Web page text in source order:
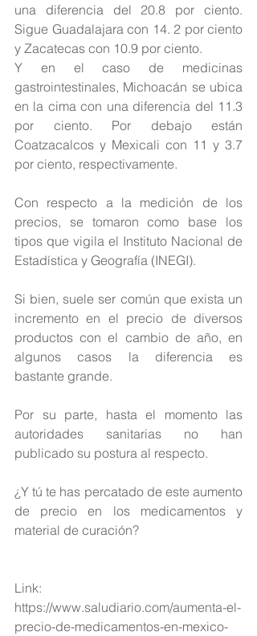
una diferencia del 20.8 por ciento.
Sigue Guadalajara con 14. 2 por ciento
y Zacatecas con 10.9 por ciento.
Y en el caso de medicinas
gastrointestinales, Michoacán se ubica
en la cima con una diferencia del 11.3
por ciento. Por debajo están
Coatzacalcos y Mexicali con 11 y 3.7
por ciento, respectivamente.
Con respecto a la medición de los
precios, se tomaron como base los
tipos que vigila el Instituto Nacional de
Estadística y Geografía (INEGI).
Si bien, suele ser común que exista un
incremento en el precio de diversos
productos con el cambio de año, en
algunos casos la diferencia es
bastante grande.
Por su parte, hasta el momento las
autoridades sanitarias no han
publicado su postura al respecto.
¿Y tú te has percatado de este aumento
de precio en los medicamentos y
material de curación?
Link:
https://www.saludiario.com/aumenta-el-
precio-de-medicamentos-en-mexico-